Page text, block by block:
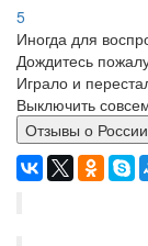
5
Иногда для
Дождитесь
Играло и
Выключить
Отзывы